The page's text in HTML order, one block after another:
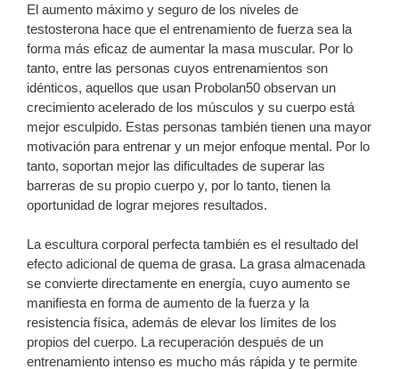
El aumento máximo y seguro de los niveles de
testosterona hace que el entrenamiento de fuerza sea la
forma más eficaz de aumentar la masa muscular. Por lo
tanto, entre las personas cuyos entrenamientos son
idénticos, aquellos que usan Probolan50 observan un
crecimiento acelerado de los músculos y su cuerpo está
mejor esculpido. Estas personas también tienen una mayor
motivación para entrenar y un mejor enfoque mental. Por lo
tanto, soportan mejor las dificultades de superar las
barreras de su propio cuerpo y, por lo tanto, tienen la
oportunidad de lograr mejores resultados.
La escultura corporal perfecta también es el resultado del
efecto adicional de quema de grasa. La grasa almacenada
se convierte directamente en energía, cuyo aumento se
manifiesta en forma de aumento de la fuerza y ​​la
resistencia física, además de elevar los límites de los
propios del cuerpo. La recuperación después de un
entrenamiento intenso es mucho más rápida y te permite